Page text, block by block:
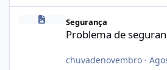
Segurança
Problema de
chuvadenovembro·